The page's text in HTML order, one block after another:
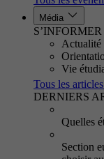
Média
S’INFORMER
Actualité
Vie
Tous les articles
DERNIERS
Quelles
Section